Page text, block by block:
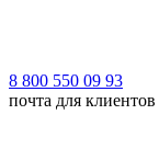
8 800 550 09 93
почта для клиентов